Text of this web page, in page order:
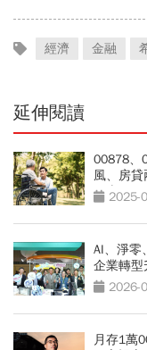
經濟 金融
延伸閱讀
00878、
風、房
下來2025-
AI、淨零
企業轉型
2026-
月存1萬